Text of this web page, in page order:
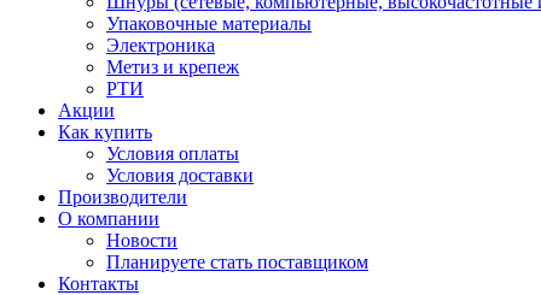
Упаковочные материалы
Электроника
Метиз и крепеж
РТИ
Акции
Как купить
Условия оплаты
Условия доставки
Производители
О компании
Новости
Планируете стать поставщиком
Контакты